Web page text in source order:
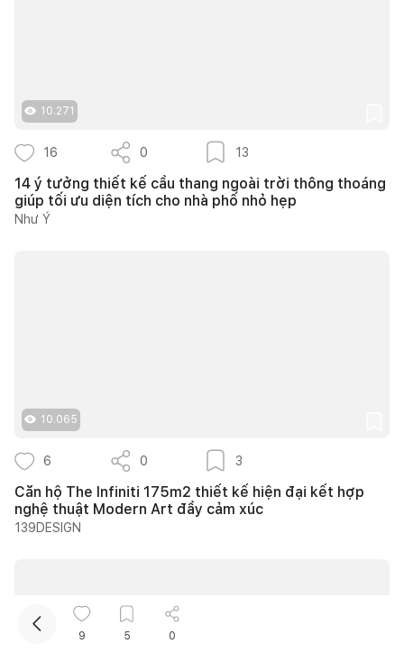
10.271
16 0 13
14 ý tưởng thiết kế cầu thang ngoài trời thông thoáng
giúp tối ưu diện tích cho nhà phố nhỏ hẹp
Như Ý
10.065
6 0 3
Căn hộ The Infiniti 175m2 thiết kế hiện đại kết hợp
nghệ thuật Modern Art đầy cảm xúc
139DESIGN
9 5 0
Mua sắm hoàn thiện nhà